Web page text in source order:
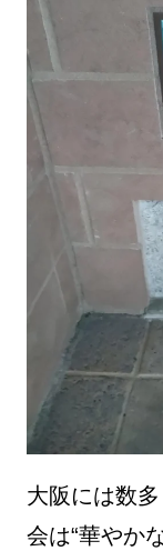
大阪には数
会は“華やか